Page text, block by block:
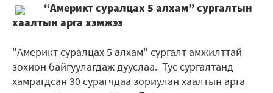
“Америкт суралцах 5 алхам” сургалтын
хаалтын арга хэмжээ
"Америкт суралцах 5 алхам" сургалт амжилттай
зохион байгуулагдаж дууслаа. Тус сургалтанд
хамрагдсан 30 сурагчдаа зориулан хаалтын арга